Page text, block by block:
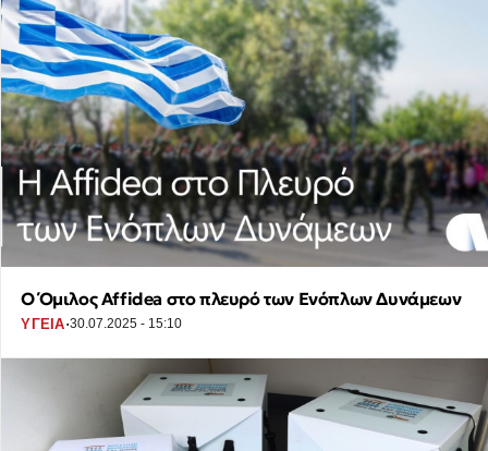
Ο Όμιλος Affidea στο πλευρό των Ενόπλων Δυνάμεων
ΥΓΕΙΑ·30.07.2025 - 15:10